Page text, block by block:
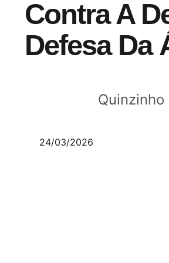
Contra A
Defesa Da
Quinzinho
24/03/2026